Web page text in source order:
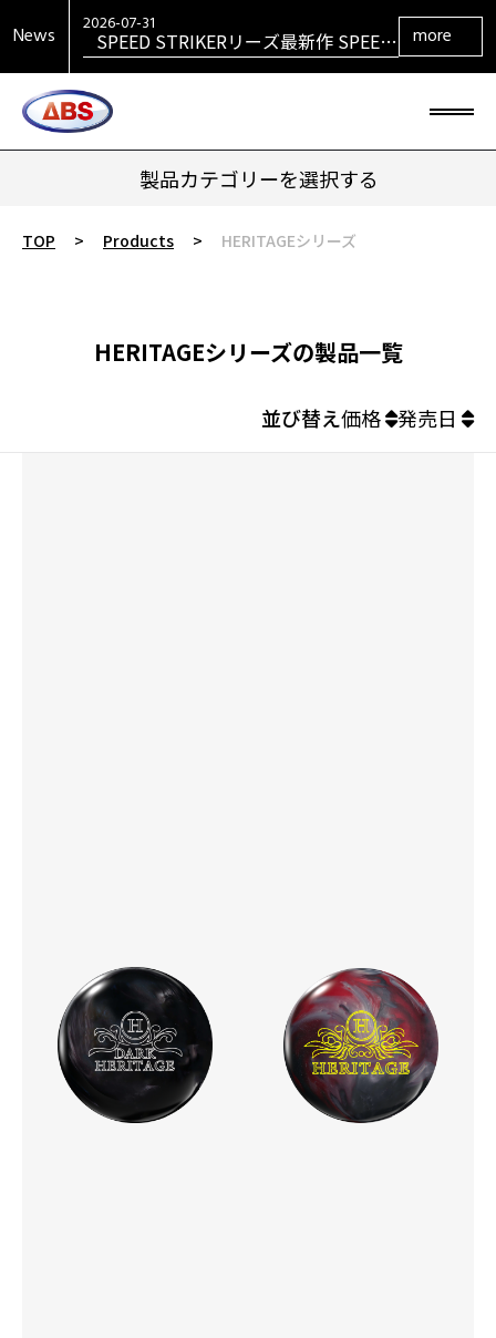
News VENGEANCE RETURNS発売！
2026-07-31
SPEED STRIKERリーズ最新作 SPEED
STRIKER HYBRID発売！
2026-07-31
SIGMAシリーズ復活！ SIGMA TOUR
PEARL発売！
2026-07-29
大岡産業レディース ［THE OPEN] ト
ーナメント 2026 優勝！
2026-06-30
HONEY BADGERシリーズ最新作
HONEY BADGER DARKOUT発売！
more
製品カテゴリーを選択する
TOP > Products > HERITAGEシリーズ
HERITAGEシリーズの製品一覧
並び替え価格 発売日